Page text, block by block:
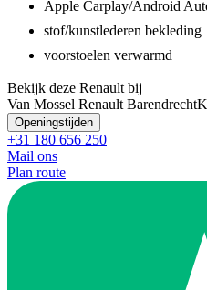
Apple Carplay/Android
stof/kunstlederen bekleding
voorstoelen verwarmd
Bekijk deze Renault bij
Van Mossel Renault Barendrecht
Openingstijden
+31 180 656 250
Mail ons
Plan route